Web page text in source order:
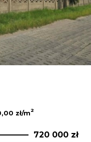
zł/m2
720 000 zł